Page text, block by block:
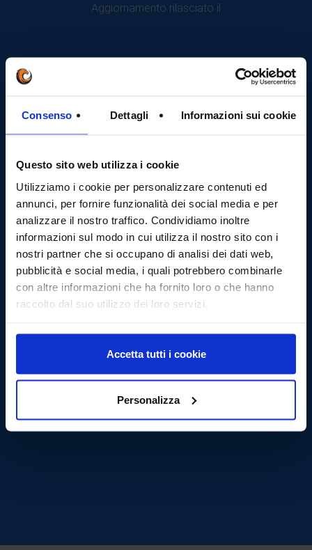
Consenso Dettagli Informazioni sui cookie
Questo sito web utilizza i cookie
Utilizziamo i cookie per personalizzare contenuti ed
annunci, per fornire funzionalità dei social media e per
analizzare il nostro traffico. Condividiamo inoltre
informazioni sul modo in cui utilizza il nostro sito con i
nostri partner che si occupano di analisi dei dati web,
pubblicità e social media, i quali potrebbero combinarle
con altre informazioni che ha fornito loro o che hanno
raccolto dal suo utilizzo dei loro servizi.
Accetta tutti i cookie
Personalizza
Aggiornamento rilasciato il
10/11/2020